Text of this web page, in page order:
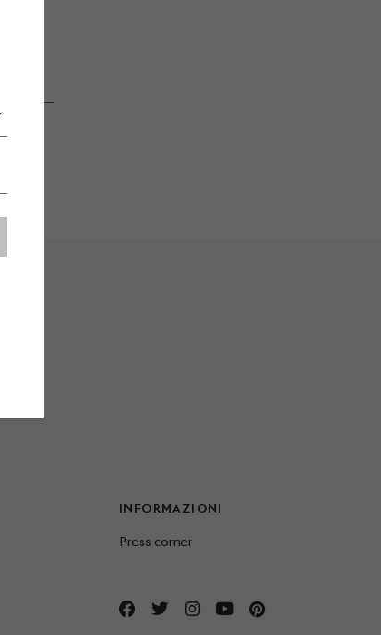
INFORMAZIONI
Press corner